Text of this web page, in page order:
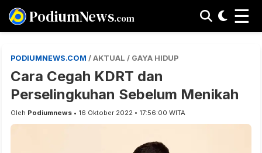
PodiumNews.com ☰
PODIUMNEWS.COM / AKTUAL / GAYA HIDUP
Cara Cegah KDRT dan
Perselingkuhan Sebelum Menikah
Oleh Podiumnews • 16 Oktober 2022 • 17:56:00 WITA